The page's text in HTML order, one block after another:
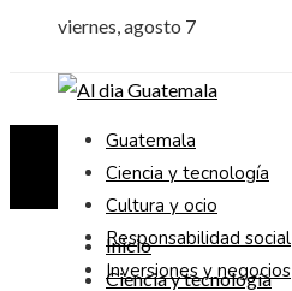
viernes, agosto 7
Guatemala
Ciencia y tecnología
Cultura y ocio
Responsabilidad social
Inversiones y negocios
Inicio
Ciencia y tecnología